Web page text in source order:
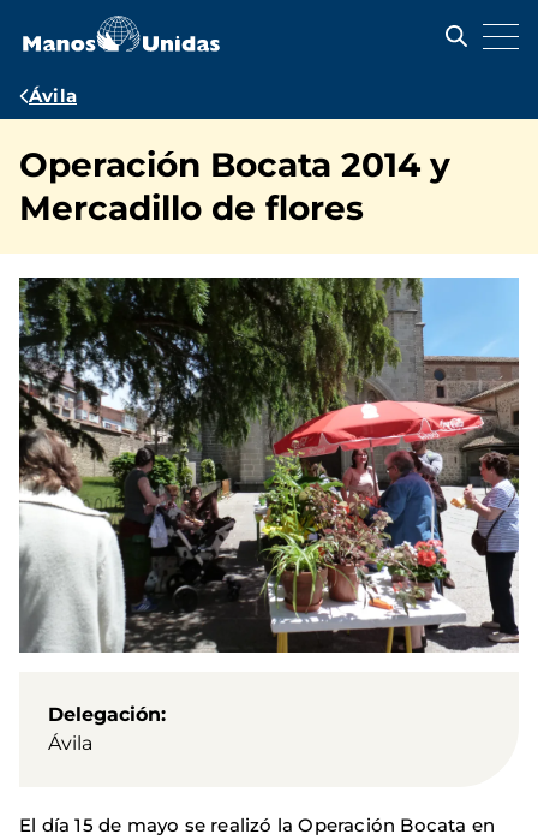
contenido
principal
Ruta
navegación
Ávila
Operación Bocata 2014 y
Mercadillo de flores
Delegación
Ávila
El día 15 de mayo se realizó la Operación Bocata en